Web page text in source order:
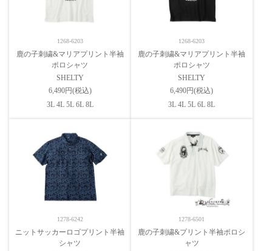
1268-6203
鹿の子刺繍&マリアプリント半袖
ポロシャツ
SHELTY
6,490円(税込)
3L 4L 5L 6L 8L
1268-6203
鹿の子刺繍&マリアプリント半袖
ポロシャツ
SHELTY
6,490円(税込)
3L 4L 5L 6L 8L
1278-6242
ニットサッカーロゴプリント半袖
シャツ
1278-6501
鹿の子刺繍&プリント半袖ポロシ
ャツ